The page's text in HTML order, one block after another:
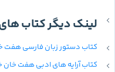
لینک دیگر کتاب
کتاب دستور زبان فارسی هفت
کتاب آرایه های ادبی هفت خان